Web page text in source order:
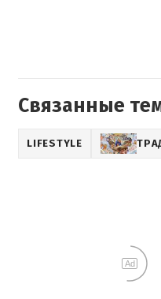
Связанные
LIFESTYLE
Ad